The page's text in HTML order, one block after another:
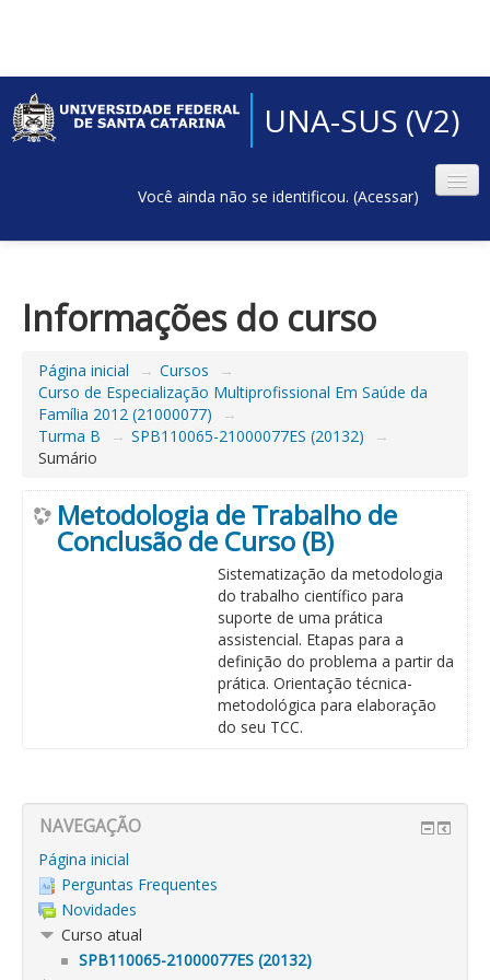
UNA-SUS (V2)
Você ainda não se identificou. (Acessar)
Informações do curso
Página inicial → Cursos
→
Curso de Especialização Multiprofissional Em Saúde da
Família 2012 (21000077)
→
Turma B
→ SPB110065-21000077ES (20132)
→
Sumário
Metodologia de Trabalho de
Conclusão de Curso (B)
Sistematização da metodologia
do trabalho científico para
suporte de uma prática
assistencial. Etapas para a
definição do problema a partir da
prática. Orientação técnica-
metodológica para elaboração
do seu TCC.
NAVEGAÇÃO
Página inicial
Perguntas Frequentes
Novidades
Curso atual
SPB110065-21000077ES (20132)